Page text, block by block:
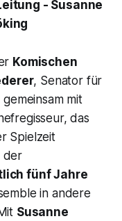
- Susanne
Komischen
, Senator für
gemeinsam mit
das
Spielzeit
der
fünf Jahre
in andere
Susanne